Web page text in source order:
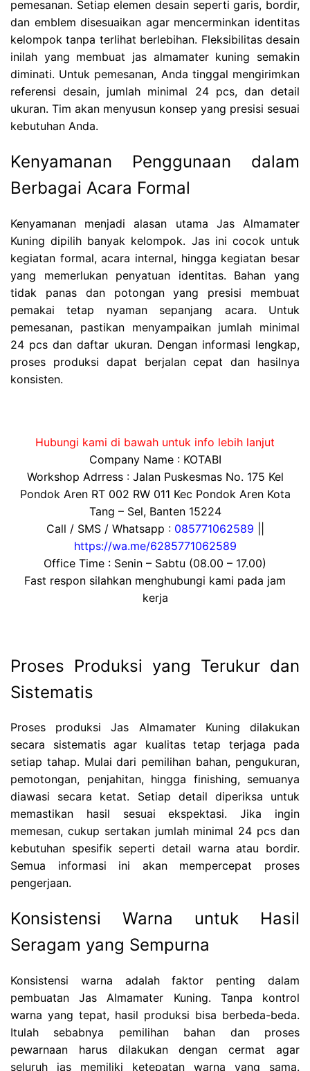
pemesanan. Setiap elemen desain seperti garis, bordir,
dan emblem disesuaikan agar mencerminkan identitas
kelompok tanpa terlihat berlebihan. Fleksibilitas desain
inilah yang membuat jas almamater kuning semakin
diminati. Untuk pemesanan, Anda tinggal mengirimkan
referensi desain, jumlah minimal 24 pcs, dan detail
ukuran. Tim akan menyusun konsep yang presisi sesuai
kebutuhan Anda.
Kenyamanan Penggunaan dalam
Berbagai Acara Formal
Kenyamanan menjadi alasan utama Jas Almamater
Kuning dipilih banyak kelompok. Jas ini cocok untuk
kegiatan formal, acara internal, hingga kegiatan besar
yang memerlukan penyatuan identitas. Bahan yang
tidak panas dan potongan yang presisi membuat
pemakai tetap nyaman sepanjang acara. Untuk
pemesanan, pastikan menyampaikan jumlah minimal
24 pcs dan daftar ukuran. Dengan informasi lengkap,
proses produksi dapat berjalan cepat dan hasilnya
konsisten.
Hubungi kami di bawah untuk info lebih lanjut
Company Name : KOTABI
Workshop Adrress : Jalan Puskesmas No. 175 Kel
Pondok Aren RT 002 RW 011 Kec Pondok Aren Kota
Tang – Sel, Banten 15224
Call / SMS / Whatsapp : 085771062589
https://wa.me/6285771062589
Office Time : Senin – Sabtu (08.00 – 17.00)
Fast respon silahkan menghubungi kami pada jam
kerja
Proses Produksi yang Terukur dan
Sistematis
Proses produksi Jas Almamater Kuning dilakukan
secara sistematis agar kualitas tetap terjaga pada
setiap tahap. Mulai dari pemilihan bahan, pengukuran,
pemotongan, penjahitan, hingga finishing, semuanya
diawasi secara ketat. Setiap detail diperiksa untuk
memastikan hasil sesuai ekspektasi. Jika ingin
memesan, cukup sertakan jumlah minimal 24 pcs dan
kebutuhan spesifik seperti detail warna atau bordir.
Semua informasi ini akan mempercepat proses
pengerjaan.
Konsistensi Warna untuk Hasil
Seragam yang Sempurna
Konsistensi warna adalah faktor penting dalam
pembuatan Jas Almamater Kuning. Tanpa kontrol
warna yang tepat, hasil produksi bisa berbeda-beda.
Itulah sebabnya pemilihan bahan dan proses
pewarnaan harus dilakukan dengan cermat agar
seluruh jas memiliki ketepatan warna yang sama.